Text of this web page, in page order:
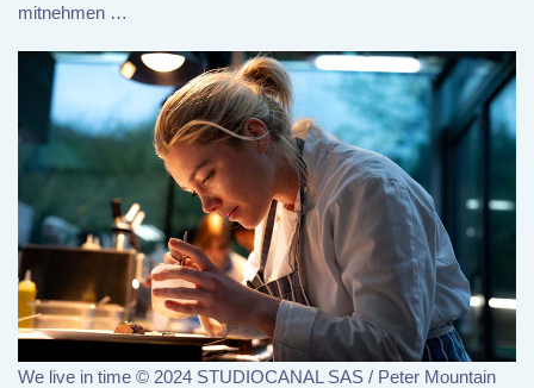
mitnehmen …
We live in time © 2024 STUDIOCANAL SAS / Peter Mountain